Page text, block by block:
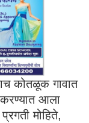
कोतळूक गावात
आला
मोहिते,